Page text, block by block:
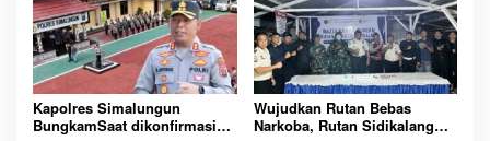
Kapolres Simalungun
BungkamSaat dikonfirmasi
Wujudkan Rutan Bebas
Narkoba, Rutan Sidikalang